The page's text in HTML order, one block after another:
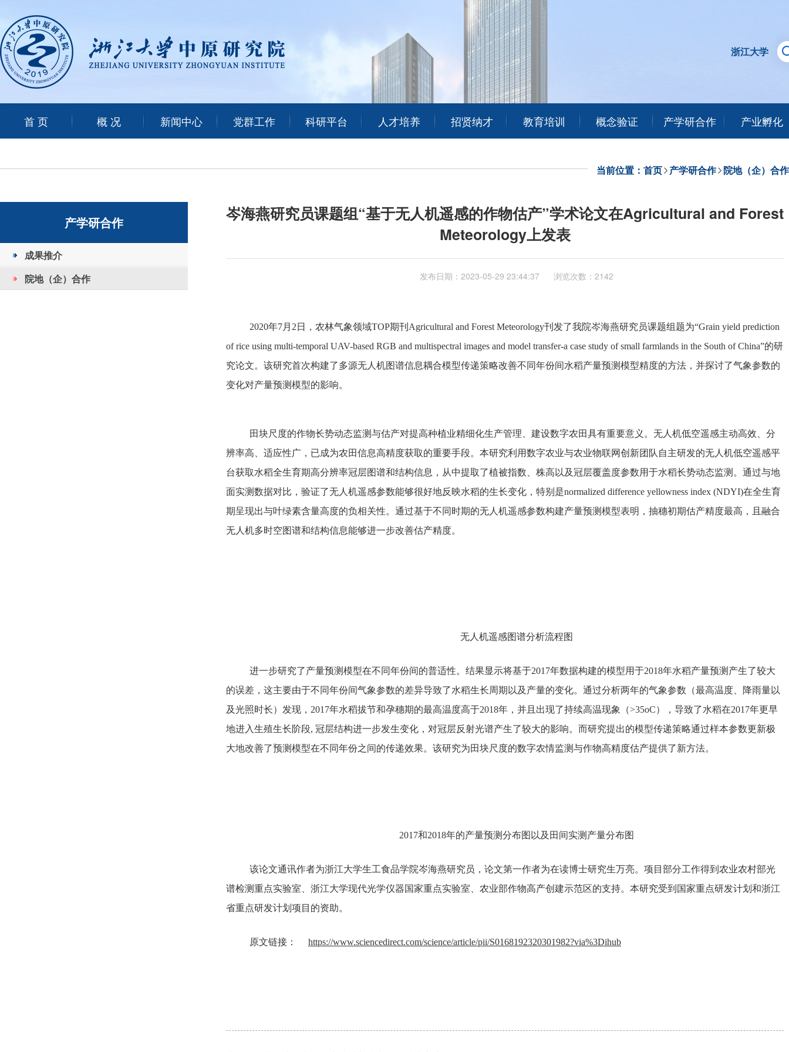
浙江大学
首 页 概 况 新闻中心 党群工作 科研平台 人才培养 招贤纳才 教育培训 概念验证 产学研合作 产业孵化
当前位置： 首页 产学研合作 院地（企）合作
产学研合作
成果推介
院地（企）合作
岑海燕研究员课题组“基于无人机遥感的作物估产”学术论文在Agricultural and Forest
Meteorology上发表
发布日期： 2023-05-29 23:44:37 浏览次数：2142
2020年7月2日，农林气象领域TOP期刊Agricultural and Forest Meteorology刊发了我院岑海燕研究员课题组题为“Grain yield prediction
of rice using multi-temporal UAV-based RGB and multispectral images and model transfer-a case study of small farmlands in the South of China”的研
究论文。该研究首次构建了多源无人机图谱信息耦合模型传递策略改善不同年份间水稻产量预测模型精度的方法，并探讨了气象参数的
变化对产量预测模型的影响。
田块尺度的作物长势动态监测与估产对提高种植业精细化生产管理、建设数字农田具有重要意义。无人机低空遥感主动高效、分
辨率高、适应性广，已成为农田信息高精度获取的重要手段。本研究利用数字农业与农业物联网创新团队自主研发的无人机低空遥感平
台获取水稻全生育期高分辨率冠层图谱和结构信息，从中提取了植被指数、株高以及冠层覆盖度参数用于水稻长势动态监测。通过与地
面实测数据对比，验证了无人机遥感参数能够很好地反映水稻的生长变化，特别是normalized difference yellowness index (NDYI)在全生育
期呈现出与叶绿素含量高度的负相关性。通过基于不同时期的无人机遥感参数构建产量预测模型表明，抽穗初期估产精度最高，且融合
无人机多时空图谱和结构信息能够进一步改善估产精度。
无人机遥感图谱分析流程图
进一步研究了产量预测模型在不同年份间的普适性。结果显示将基于2017年数据构建的模型用于2018年水稻产量预测产生了较大
的误差，这主要由于不同年份间气象参数的差异导致了水稻生长周期以及产量的变化。通过分析两年的气象参数（最高温度、降雨量以
及光照时长）发现，2017年水稻拔节和孕穗期的最高温度高于2018年，并且出现了持续高温现象（>35oC），导致了水稻在2017年更早
地进入生殖生长阶段, 冠层结构进一步发生变化，对冠层反射光谱产生了较大的影响。而研究提出的模型传递策略通过样本参数更新极
大地改善了预测模型在不同年份之间的传递效果。该研究为田块尺度的数字农情监测与作物高精度估产提供了新方法。
2017和2018年的产量预测分布图以及田间实测产量分布图
该论文通讯作者为浙江大学生工食品学院岑海燕研究员，论文第一作者为在读博士研究生万亮。项目部分工作得到农业农村部光
谱检测重点实验室、浙江大学现代光学仪器国家重点实验室、农业部作物高产创建示范区的支持。本研究受到国家重点研发计划和浙江
省重点研发计划项目的资助。
原文链接： https://www.sciencedirect.com/science/article/pii/S0168192320301982?via%3Dihub